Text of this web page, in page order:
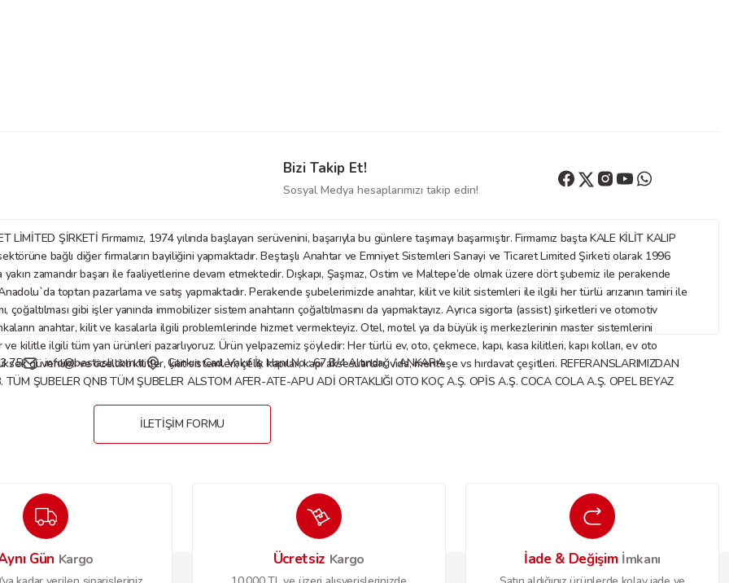
Gönder
Bizi Takip Et!
Sosyal Medya hesaplarımızı takip edin!
ŞİRKETİ Firmamız, 1974 yılında başlayan serüvenini, başarıyla bu günlere taşımayı başarmıştır. Firmamız başta KALE KİLİT KALIP
bağlı diğer firmaların bayiliğini yapmaktadır. Beştaşlı Anahtar ve Emniyet Sistemleri Sanayi ve Ticaret Limited Şirketi olarak 1996
zamandır başarı ile faaliyetlerine devam etmektedir. Dışkapı, Şaşmaz, Ostim ve Maltepe’de olmak üzere dört şubemiz ile perakende
toptan pazarlama ve satış yapmaktadır. Perakende şubelerimizde anahtar, kilit ve kilit sistemleri ile ilgili her türlü arızanın tamiri ile
çoğaltılması gibi işler yanında immobilizer sistem anahtarın çoğaltılmasını da yapmaktayız. Ayrıca sigorta (assist) şirketleri ve otomotiv
anahtar, kilit ve kasalarla ilgili problemlerinde hizmet vermekteyiz. Otel, motel ya da büyük iş merkezlerinin master sistemlerini
kilitle ilgili tüm yan ürünleri pazarlıyoruz. Ürün yelpazemiz şöyledir: Her türlü ev, oto, çekmece, kapı, kasa kilitleri, kapı kolları, ev oto
güvenlikli ve özellikli kilitler, kilit sistemleri; çelik kapılar, kapı aksesuarları, vida, menteşe vs hırdavat çeşitleri. REFERANSLARIMIZDAN
ŞUBELER QNB TÜM ŞUBELER ALSTOM AFER-ATE-APU ADİ ORTAKLIĞI OTO KOÇ A.Ş. OPİS A.Ş. COCA COLA A.Ş. OPEL BEYAZ
75 info@bestasli.com.tr Çankırı Cad. Vakıf İş Hanı No : 67 B/4 Altındağ / ANKARA
İLETİŞİM FORMU
Gün Kargo Ücretsiz Kargo İade & Değişim İmkanı